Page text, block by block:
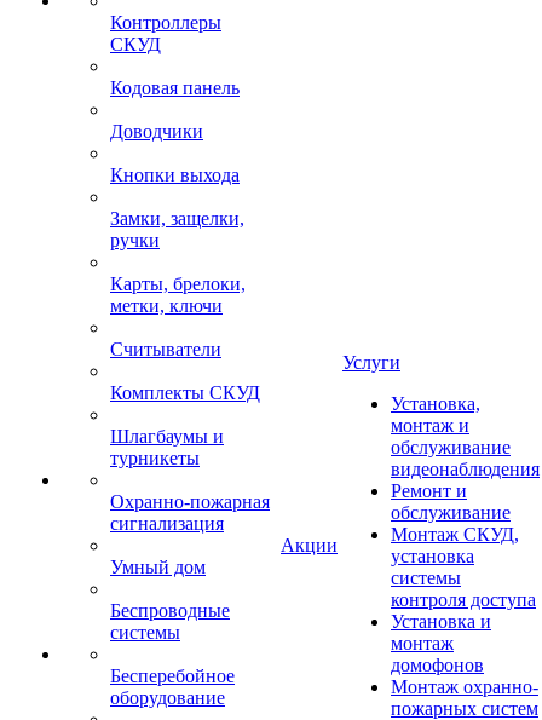
Контроллеры
СКУД
Кодовая панель
Доводчики
Кнопки выхода
Замки, защелки,
ручки
Карты, брелоки,
метки, ключи
Считыватели
Комплекты СКУД
Шлагбаумы и
турникеты
Охранно-пожарная
сигнализация
Умный дом
Беспроводные
системы
Бесперебойное
оборудование
Акции
Услуги
Установка,
монтаж и
обслуживание
видеонаблюдения
Ремонт и
обслуживание
Монтаж СКУД,
установка
системы
контроля доступа
Установка и
монтаж
домофонов
Монтаж охранно-
пожарных систем